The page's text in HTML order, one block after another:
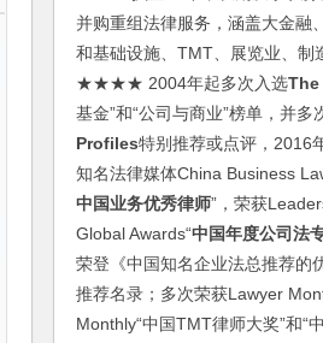
并购重组法律服务，涵盖大金融
和基础设施、TMT、展览业、制
★★★★ 2004年起多次入选The
基金”和“公司与商业”榜单，并多
Profiles特别推荐或点评，2016
知名法律媒体China Business
中国业务优秀律师”，荣获
Global Awards“中国年度公司法
荣登《中国知名企业法总推荐的
推荐名录；多次荣获Lawyer
Monthly“中国TMT律师大奖”和“